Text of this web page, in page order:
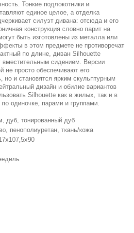
Тонкие подлокотники и
единое целое, а отделка
силуэт дивана: отсюда и его
конструкция словно парит на
быть изготовлены из металла или
в этом предмете не противоречат
по длине, диван Silhouette
вместительным сидением. Версии
не просто обеспечивают его
но и становятся ярким скульптурным
дизайн и обилие вариантов
Silhouette как в жилых, так и в
одиночке, парами и группами.
дуб, тонированный дуб
пенополиуретан, ткань/кожа